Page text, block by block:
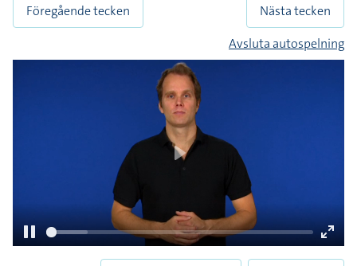
Föregående tecken
Nästa tecken
Avsluta autospelning
Play